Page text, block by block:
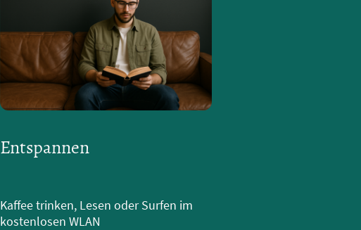
Entspannen
Kaffee trinken, Lesen oder Surfen im
kostenlosen WLAN